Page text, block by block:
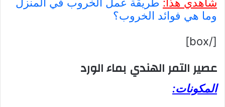
وما هي فوائد الخروب؟
[/box]
عصير التمر الهندي بماء الورد
المكونات: